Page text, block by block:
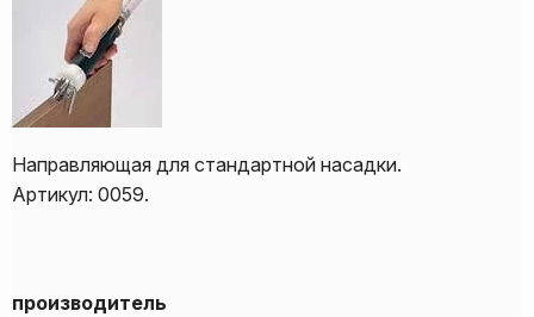
Направляющая для стандартной насадки.
Артикул: 0059.
производитель